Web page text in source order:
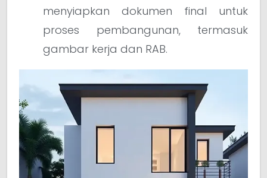
menyiapkan dokumen final untuk
proses pembangunan, termasuk
gambar kerja dan RAB.